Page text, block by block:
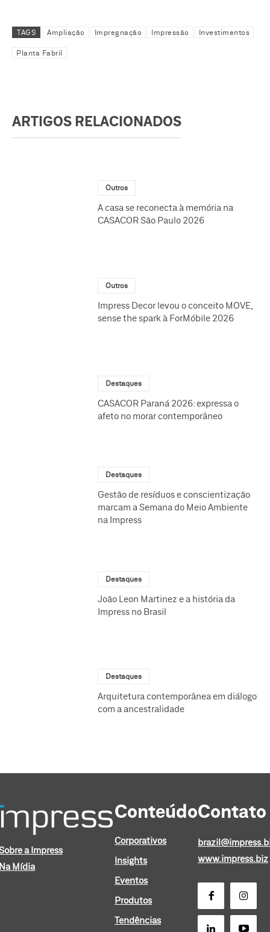
TAGS Ampliação Impregnação Impressão Investimentos
Planta Fabril
ARTIGOS RELACIONADOS
Outros
A casa se reconecta à memória na
CASACOR São Paulo 2026
Outros
Impress Decor levou o conceito MOVE,
sense the spark à ForMóbile 2026
Destaques
CASACOR Paraná 2026: expressa o
afeto no morar contemporâneo
Destaques
Gestão de resíduos e conscientização
marcam a Semana do Meio Ambiente
na Impress
Destaques
João Leon Martinez e a história da
Impress no Brasil
Destaques
Arquitetura contemporânea em diálogo
com a ancestralidade
a Impress
Mídia
Conteúdo
Corporativos
Insights
Eventos
Produtos
Tendências
Contato
www.impress.biz